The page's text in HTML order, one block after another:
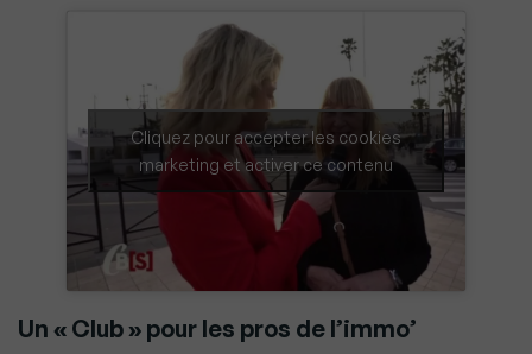
Cliquez pour accepter les cookies
marketing et activer ce contenu
Un « Club » pour les pros de l’immo’